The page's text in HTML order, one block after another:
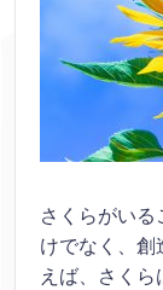
さくらがい
けでなく、創
えば、さくら